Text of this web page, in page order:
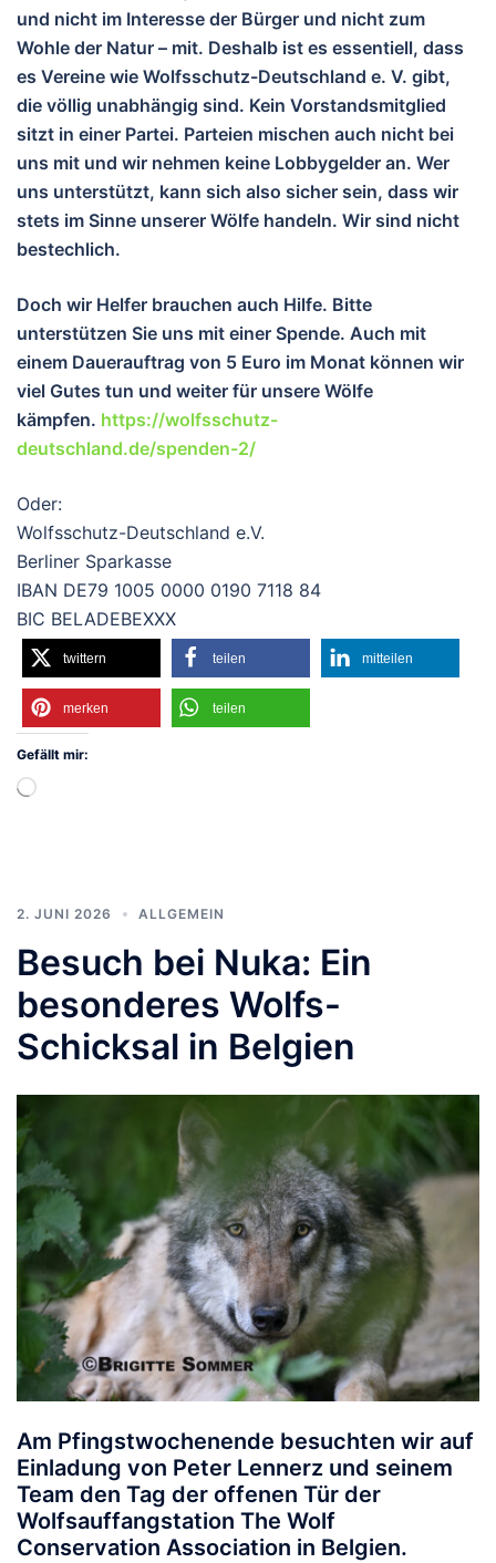
und nicht im Interesse der Bürger und nicht zum
Wohle der Natur – mit. Deshalb ist es essentiell, dass
es Vereine wie Wolfsschutz-Deutschland e. V. gibt,
die völlig unabhängig sind. Kein Vorstandsmitglied
sitzt in einer Partei. Parteien mischen auch nicht bei
uns mit und wir nehmen keine Lobbygelder an. Wer
uns unterstützt, kann sich also sicher sein, dass wir
stets im Sinne unserer Wölfe handeln. Wir sind nicht
bestechlich.
Doch wir Helfer brauchen auch Hilfe. Bitte
unterstützen Sie uns mit einer Spende. Auch mit
einem Dauerauftrag von 5 Euro im Monat können wir
viel Gutes tun und weiter für unsere Wölfe
kämpfen. https://wolfsschutz-
deutschland.de/spenden-2/
Oder:
Wolfsschutz-Deutschland e.V.
Berliner Sparkasse
IBAN DE79 1005 0000 0190 7118 84
BIC BELADEBEXXX
twittern teilen mitteilen
merken teilen
Gefällt mir:
Wird
2. JUNI 2026 ALLGEMEIN
Besuch bei Nuka: Ein
besonderes Wolfs-
Schicksal in Belgien
Am Pfingstwochenende besuchten wir auf
Einladung von Peter Lennerz und seinem
Team den Tag der offenen Tür der
Wolfsauffangstation The Wolf
Conservation Association in Belgien.